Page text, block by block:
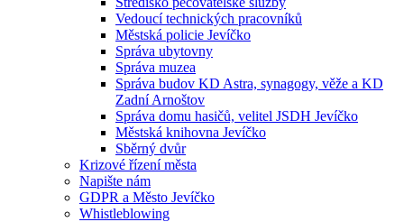
Vedoucí technických pracovníků
Městská policie Jevíčko
Správa ubytovny
Správa muzea
Správa budov KD Astra, synagogy, věže a KD
Zadní Arnoštov
Správa domu hasičů, velitel JSDH Jevíčko
Městská knihovna Jevíčko
Sběrný dvůr
Krizové řízení města
Napište nám
GDPR a Město Jevíčko
Whistleblowing